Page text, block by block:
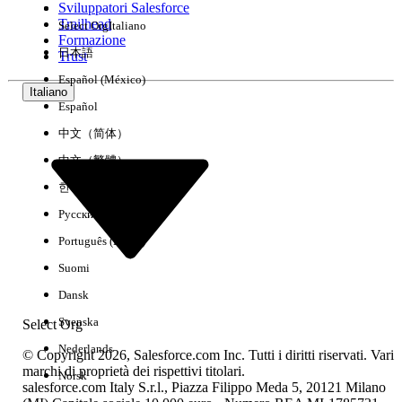
Esperienza
Nessun risultato
Sviluppatori Salesforce
Trailhead
Formazione
Trust
Italiano
Select Org
Select OrgItaliano
日本語
Español (México)
Español
中文（简体）
中文（繁體）
한국어
Русский
Português (Brasil)
Suomi
Dansk
Svenska
Nederlands
Norsk
© Copyright 2026, Salesforce.com Inc. Tutti i diritti riservati. Vari
marchi di proprietà dei rispettivi titolari.
salesforce.com Italy S.r.l., Piazza Filippo Meda 5, 20121 Milano